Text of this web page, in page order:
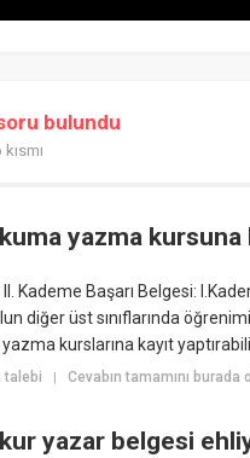
bulundu
yazma kursuna
Kademe Başarı Belgesi:
diğer üst sınıflarında
kurslarına kayıt
talebi | Cevabın tamamını
yazar belgesi